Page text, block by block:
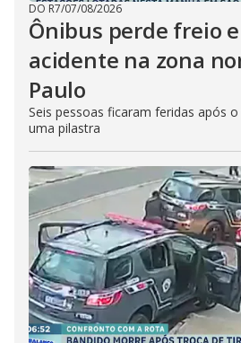
DO R7/07/08/2026
Ônibus perde freio
acidente na zona
Paulo
Seis pessoas ficaram feridas após
uma pilastra